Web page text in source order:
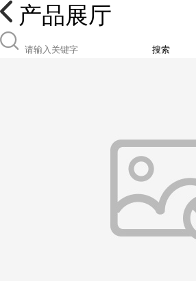
产品展厅
搜索